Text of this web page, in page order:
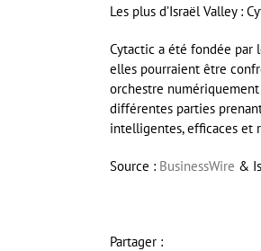
Les plus d’Israël Valley :
Cytactic a été fondée par
elles pourraient être
orchestre
différentes parties
intelligentes, efficaces et
Source : BusinessWire &
Partager :